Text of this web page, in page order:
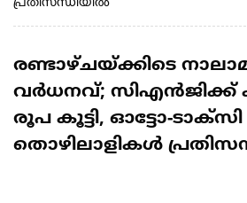
രണ്ടാഴ്‌ചയ്ക്കിടെ
വർധനവ്; സിഎൻജിക്ക്
രൂപ കൂട്ടി, ഓട്ടോ-ടാക്‌സി
തൊഴിലാളികൾ